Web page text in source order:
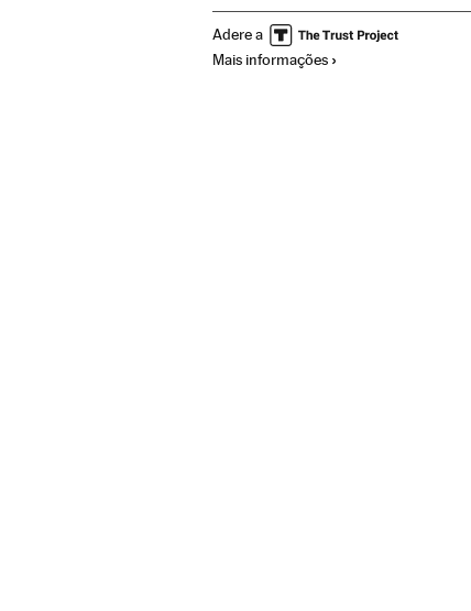
Adere a
Mais informações